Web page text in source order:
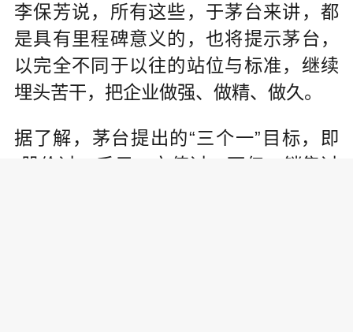
李保芳说，所有这些，于茅台来讲，都
是具有里程碑意义的，也将提示茅台，
以完全不同于以往的站位与标准，继续
埋头苦干，把企业做强、做精、做久。
据了解，茅台提出的“三个一”目标，即
“股价过一千元，市值过一万亿，销售过